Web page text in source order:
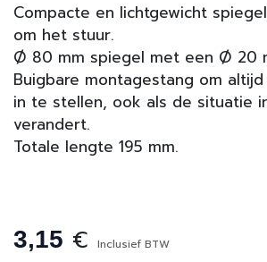
Compacte en lichtgewicht
om het stuur.
Ø 80 mm spiegel met een Ø 20
Buigbare montagestang om
in te stellen, ook als de situatie
verandert.
Totale lengte 195 mm.
3,15 € Inclusief BTW